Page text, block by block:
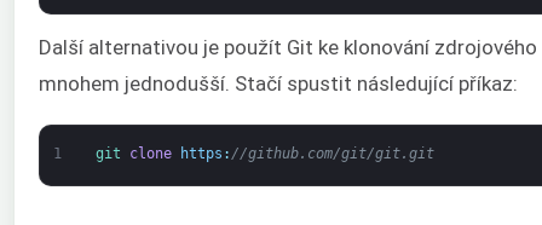
Další alternativou je použít Git ke klonování
mnohem jednodušší. Stačí spustit následující příkaz:
1 git clone https : //github.com/git/git.git